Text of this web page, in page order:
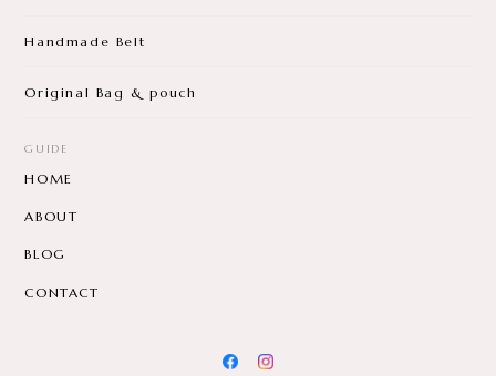
Handmade Belt
Original Bag & pouch
GUIDE
HOME
ABOUT
BLOG
CONTACT